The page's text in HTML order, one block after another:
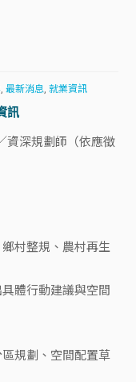
,最新消息,就業資訊
訊
資深規劃師（依應徵
村整規、農村再生
體行動建議與空間
規劃、空間配置草